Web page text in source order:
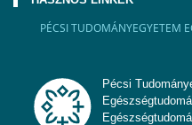
PÉCSI TUDOMÁNYEGYETEM
Pécsi